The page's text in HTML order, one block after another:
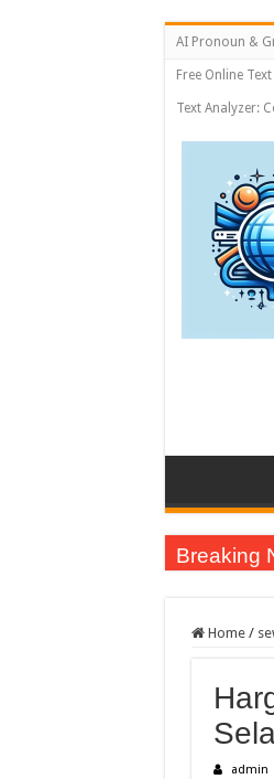
AI Pronoun &
Free Online
Text Analyzer:
Breaking
Home /
admin